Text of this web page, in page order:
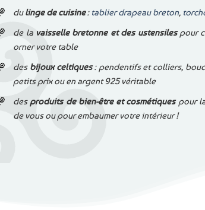
dulinge de cuisine: tablier drapeau breton,
de la vaisselle bretonne et des ustensilespour
orner votre table
des bijoux celtiques: pendentifs et colliers,
petits prix ou en argent 925 véritable
des produits de bien-être et cosmétiquespour
de vous ou pour embaumer votre intérieur !